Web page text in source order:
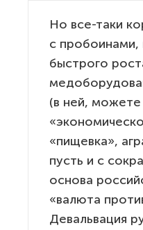
Но все-таки
с пробоинами,
быстрого
(в ней, можете
«пищевка»,
пусть и с
основа
«валюта
Девальвация